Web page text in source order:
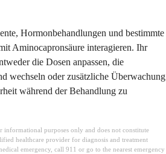
Hormonbehandlungen und bestimmte
Aminocapronsäure interagieren. Ihr
die Dosen anpassen, die
wechseln oder zusätzliche Überwachung
während der Behandlung zu
informational purposes only and does not constitute
healthcare provider for diagnosis and treatment
emergency, call 911 or go to the nearest emergency